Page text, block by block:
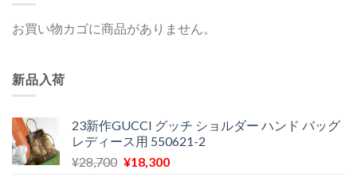
お買い物カゴに商品がありません。
新品入荷
23新作GUCCI グッチ ショルダー ハンド バッグ
レディース用 550621-2
¥28,700 元
¥18,300現